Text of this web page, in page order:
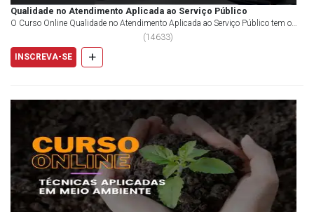
Qualidade no Atendimento Aplicada ao Serviço Público
O Curso Online Qualidade no Atendimento Aplicada ao Serviço Público tem o
objetivo de promover um aprofundamento em...
(14633)
INSCREVA-SE
+